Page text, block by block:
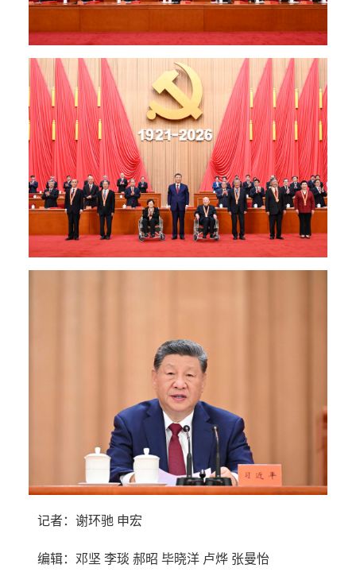
记者：谢环驰 申宏
编辑：邓坚 李琰 郝昭 毕晓洋 卢烨 张曼怡